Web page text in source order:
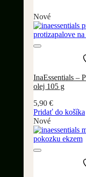
Nové
InaEssentials –
olej 105 g
5,90 €
Pridať do košíka
Nové